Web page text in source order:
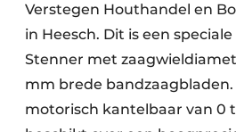
Verstegen Houthandel en
in Heesch. Dit is een
Stenner met
mm brede bandzaagbladen.
motorisch kantelbaar van 0